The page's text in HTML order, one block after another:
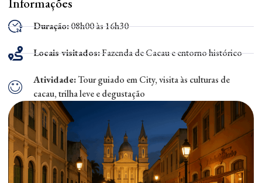
Duração:08h00 às 16h30
Locais visitados:Fazenda de Cacau e entorno histórico
Atividade:Tour guiado em City, visita às culturas de
cacau, trilha leve e degustação